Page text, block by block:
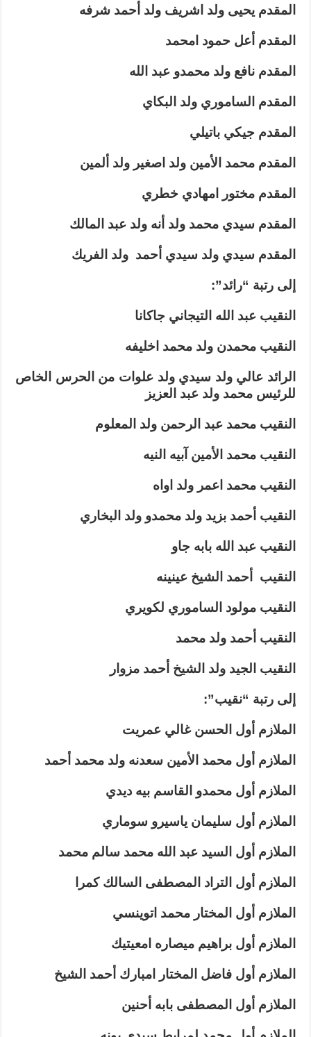
المقدم يحيى ولد اشريف ولد أحمد شرفه
المقدم أعل حمود امحمد
المقدم نافع ولد محمدو عبد الله
المقدم الساموري ولد البكاي
المقدم جيكي باتيلي
المقدم محمد الأمين ولد اصغير ولد ألمين
المقدم مختور امهادي خطري
المقدم سيدي محمد ولد أنه ولد عبد المالك
المقدم سيدي ولد سيدي أحمد ولد الفريك
إلى رتبة “رائد”:
النقيب عبد الله التيجاني جاكانا
النقيب محمدن ولد محمد اخليفه
الرائد عالي ولد سيدي ولد علوات من الحرس الخاص
للرئيس محمد ولد عبد العزيز
النقيب محمد عبد الرحمن ولد المعلوم
النقيب محمد الأمين آبيه النيه
النقيب محمد اعمر ولد اواه
النقيب أحمد بزيد ولد محمدو ولد البخاري
النقيب عبد الله بابه جاو
النقيب أحمد الشيخ عينينه
النقيب مولود الساموري لكويري
النقيب أحمد ولد محمد
النقيب الجيد ولد الشيخ أحمد مزوار
إلى رتبة “نقيب”:
الملازم أول الحسن غالي عمريت
الملازم أول محمد الأمين سعدنه ولد محمد أحمد
الملازم أول محمدو القاسم بيه ديدي
الملازم أول سليمان ياسيرو سوماري
الملازم أول السيد عبد الله محمد سالم محمد
الملازم أول التراد المصطفى السالك كمرا
الملازم أول المختار محمد اتوينسي
الملازم أول براهيم ميصاره امعيتيك
الملازم أول فاضل المختار امبارك أحمد الشيخ
الملازم أول المصطفى بابه أحنين